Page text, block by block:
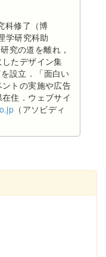
科修了（博
学研究科助
究の道を離れ，
たデザイン集
設立．「面白い
トの実施や広告
住．ウェブサイ
（アソビディ